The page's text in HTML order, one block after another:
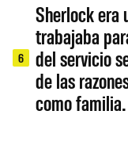
6
Sherlock era
trabajaba
del servicio
de las
como familia.